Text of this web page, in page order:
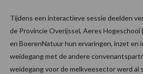
Tijdens een interactieve sessie deelden
de Provincie Overijssel, Aeres Hogeschool
en BoerenNatuur hun ervaringen, inzet en
weidegang met de andere
weidegang voor de melkveesector werd al